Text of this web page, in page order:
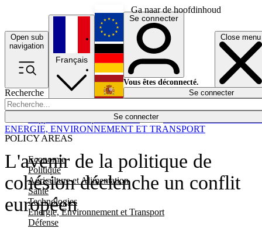
Ga naar de hoofdinhoud
Open sub
navigation
Close menu
Recherche
Se connecter
POLICY AREAS
Economie
Politique
Agriculture et Alimentation
Santé
Technologies
Energie, Environnement et Transport
Défense
Économie
Français
English
Deutsch
Español
Se connecter
Vous êtes déconnecté.
Se connecter
L'avenir de la politique de
cohésion déclenche un conflit
européen
ENERGIE, ENVIRONNEMENT ET TRANSPORT